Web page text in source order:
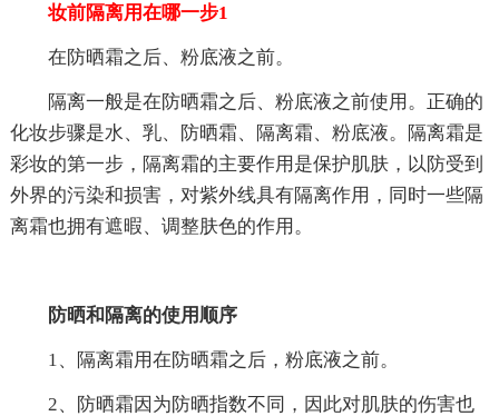
妆前隔离用在哪一步1
在防晒霜之后、粉底液之前。
隔离一般是在防晒霜之后、粉底液之前使用。正确的
化妆步骤是水、乳、防晒霜、隔离霜、粉底液。隔离霜是
彩妆的第一步，隔离霜的主要作用是保护肌肤，以防受到
外界的污染和损害，对紫外线具有隔离作用，同时一些隔
离霜也拥有遮暇、调整肤色的作用。
防晒和隔离的使用顺序
1、隔离霜用在防晒霜之后，粉底液之前。
2、防晒霜因为防晒指数不同，因此对肌肤的伤害也